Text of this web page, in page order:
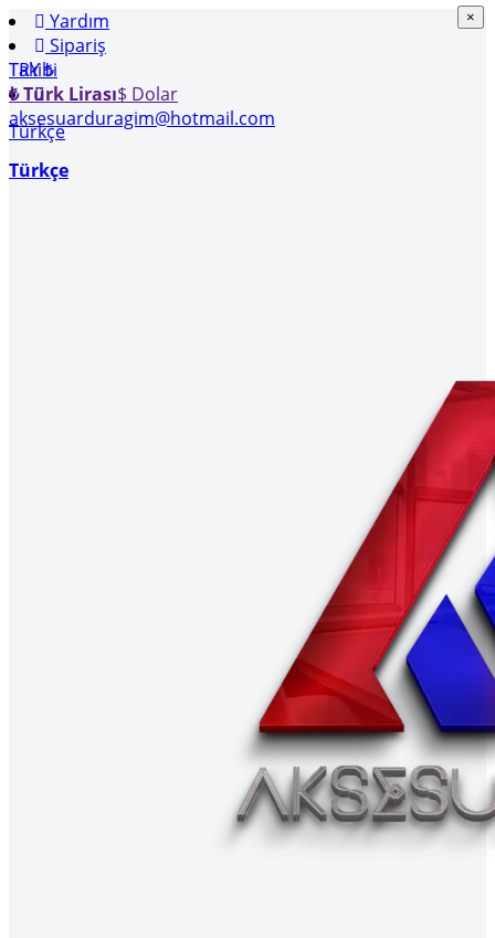
Yardım
Sipariş
Takibi
aksesuarduragim@hotmail.com
TRY ₺
₺ Türk Lirası$ Dolar
Türkçe
Türkçe
×
×